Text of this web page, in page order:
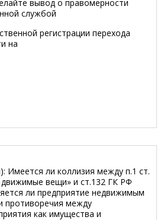
вывод о правомерности
службой
регистрации перехода
на
Имеется ли коллизия между п.1 ст.
вещи» и ст.132 ГК РФ
ли предприятие недвижимым
противоречия между
как имущества и